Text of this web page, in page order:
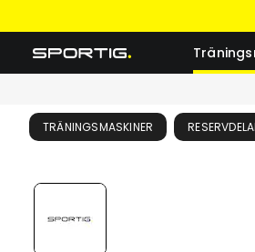
TRÄNINGSMASKINER